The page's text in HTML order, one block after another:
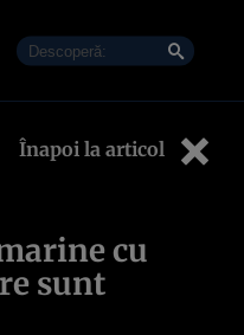
Înapoi la articol
cu
sunt